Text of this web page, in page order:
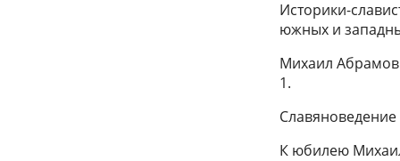
Историки-
южных и
Михаил
1.
К юбилею